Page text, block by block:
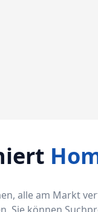
alle am Markt